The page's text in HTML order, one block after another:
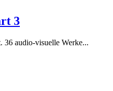
3
36 audio-visuelle Werke...